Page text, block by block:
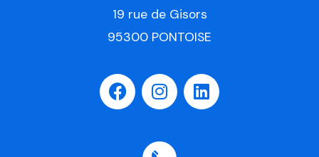
19 rue de Gisors
95300 PONTOISE